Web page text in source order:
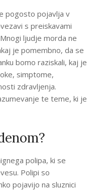
pogosto pojavlja v
s preiskavami
ljudje morda ne
je pomembno, da se
bomo raziskali, kaj je
simptome,
zdravljenja.
te teme, ki je
polipa, ki se
Polipi so
pojavijo na sluznici